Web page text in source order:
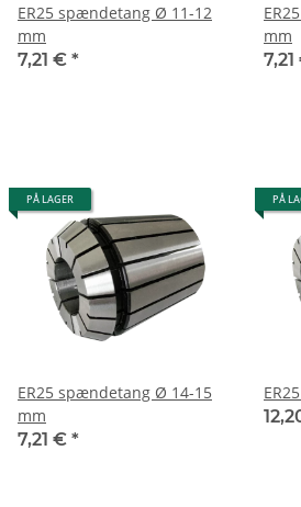
ER25 spændetang Ø 11-12
mm
7,21 € *
mm
PÅ LAGER
ER25 spændetang Ø 14-15
mm
7,21 € *
PÅ